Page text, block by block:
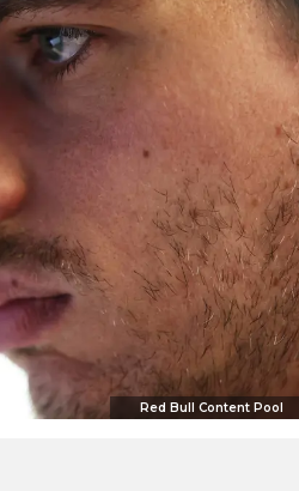
Red Bull Content Pool